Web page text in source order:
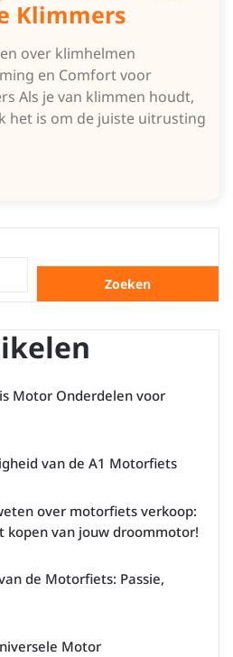
Klimmers
over klimhelmen
en Comfort voor
Als je van klimmen houdt,
het is om de juiste uitrusting
Zoeken
Motor Onderdelen voor
van de A1 Motorfiets
over motorfiets verkoop:
kopen van jouw droommotor!
de Motorfiets: Passie,
Motor